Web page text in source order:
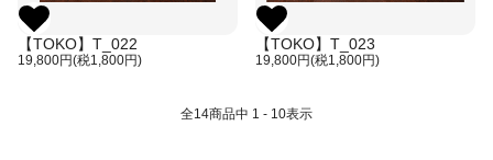
【TOKO】T_022
19,800円(税1,800円)
【TOKO】T_023
19,800円(税1,800円)
全14商品中 1 - 10表示